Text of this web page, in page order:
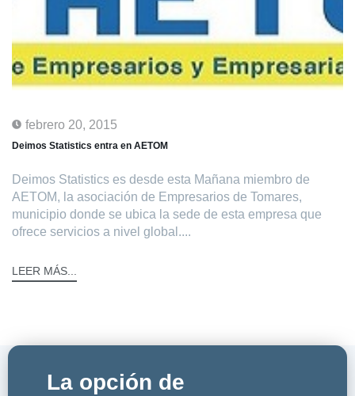
febrero 20, 2015
Deimos Statistics entra en AETOM
Deimos Statistics es desde esta Mañana miembro de
AETOM, la asociación de Empresarios de Tomares,
municipio donde se ubica la sede de esta empresa que
ofrece servicios a nivel global....
LEER MÁS...
La opción de